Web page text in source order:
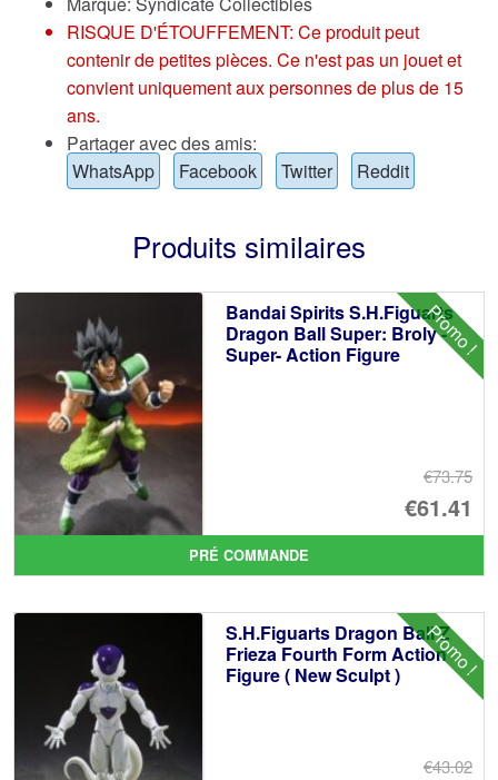
RISQUE D'ÉTOUFFEMENT: Ce produit peut
contenir de petites pièces. Ce n'est pas un jouet et
convient uniquement aux personnes de plus de 15
ans.
Partager avec des amis:
WhatsApp
Facebook Twitter Reddit
Produits similaires
Promo !
Bandai Spirits S.H.Figuarts
Dragon Ball Super: Broly -
Super- Action Figure
€73.75
€61.41
Le
PRÉ COMMANDE
Promo !
S.H.Figuarts Dragon Ball Z
Frieza Fourth Form Action
Figure ( New Sculpt )
€43.02